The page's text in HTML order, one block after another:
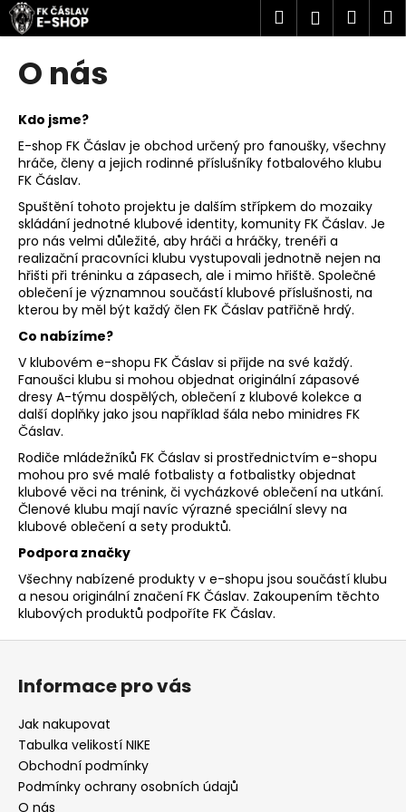
Přejít
na
obsah
Hledat
O nás
Kdo jsme?
E-shop FK Čáslav je obchod určený pro fanoušky, všechny
hráče, členy a jejich rodinné příslušníky fotbalového klubu
FK Čáslav.
Spuštění tohoto projektu je dalším střípkem do mozaiky
skládání jednotné klubové identity, komunity FK Čáslav. Je
pro nás velmi důležité, aby hráči a hráčky, trenéři a
realizační pracovníci klubu vystupovali jednotně nejen na
hřišti při tréninku a zápasech, ale i mimo hřiště. Společné
oblečení je významnou součástí klubové příslušnosti, na
kterou by měl být každý člen FK Čáslav patřičně hrdý.
Co nabízíme?
V klubovém e-shopu FK Čáslav si přijde na své každý.
Fanoušci klubu si mohou objednat originální zápasové
dresy A-týmu dospělých, oblečení z klubové kolekce a
další doplňky jako jsou například šála nebo minidres FK
Čáslav.
Rodiče mládežníků FK Čáslav si prostřednictvím e-shopu
mohou pro své malé fotbalisty a fotbalistky objednat
klubové věci na trénink, či vycházkové oblečení na utkání.
Členové klubu mají navíc výrazné speciální slevy na
klubové oblečení a sety produktů.
Podpora značky
Všechny nabízené produkty v e-shopu jsou součástí klubu
a nesou originální značení FK Čáslav. Zakoupením těchto
klubových produktů podpoříte FK Čáslav.
K
o
o
p
o
t
ř
e
b
u
j
e
t
e
n
a
j
í
t
?
HLEDAT
D
o
p
o
r
u
Z
Informace pro vás
Jak nakupovat
Tabulka velikostí NIKE
Obchodní podmínky
Podmínky ochrany osobních údajů
O nás